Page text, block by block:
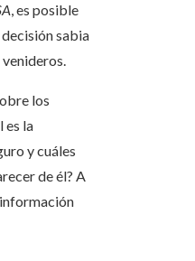
, es posible
sabia
los
es la
y cuáles
de él? A